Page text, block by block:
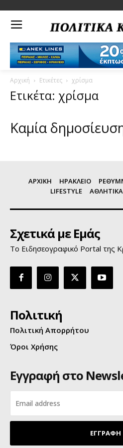
Αρχική Ετικέτες χρίσμα
Ετικέτα: χρίσμα
Καμία
ΑΡΧΙΚΗ ΗΡΑΚΛΕΙΟ
LIFESTYLE
ΑΘΛΗΤΙΚΑ
Σχετικά με Εμάς
Το Ειδησεογραφικό Portal της
Πολιτική
Πολιτική Απορρήτου
Όροι Χρήσης
Εγγραφή στο
ΕΓΓΡΑΦΗ